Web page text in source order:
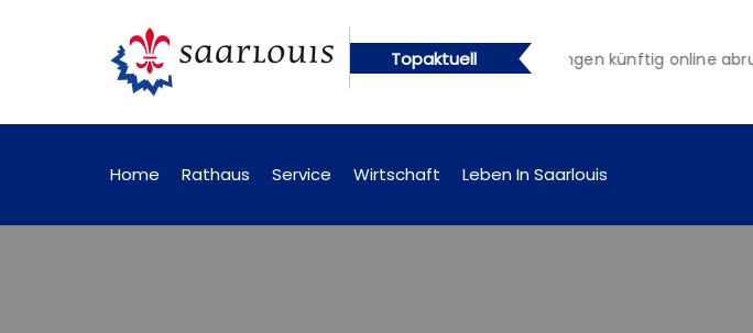
Topaktuell
künftig online abrufbar Öffentliche Bekanntmachungen künftig online
Home Rathaus Service Wirtschaft Leben In Saarlouis